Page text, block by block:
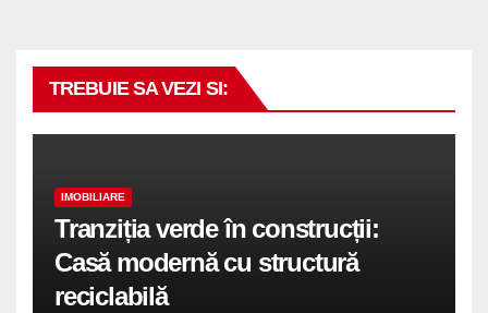
TREBUIE SA VEZI SI:
IMOBILIARE
Tranziția verde în construcții:
Casă modernă cu structură
reciclabilă